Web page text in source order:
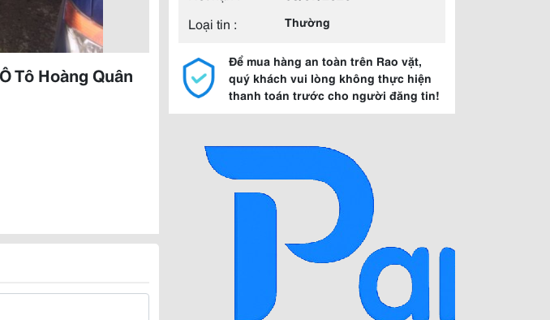
Tô Hoàng Quân
Loại tin :
Thường
Để mua hàng an toàn trên Rao vặt,
quý khách vui lòng không thực hiện
thanh toán trước cho người đăng tin!